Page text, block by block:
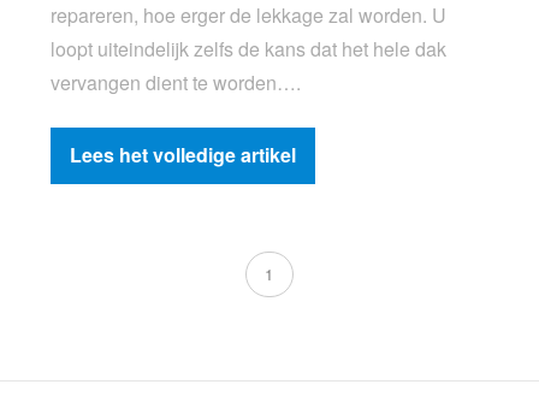
repareren, hoe erger de lekkage zal worden. U
loopt uiteindelijk zelfs de kans dat het hele dak
vervangen dient te worden….
Lees het volledige artikel
1